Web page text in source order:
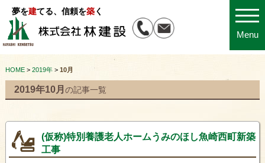
Menu
夢を建てる、信頼を築く
HOME> 2019年> 10月
2019年10月 の記事一覧
(仮称)特別養護老人ホームうみのほし魚崎西町新築
工事